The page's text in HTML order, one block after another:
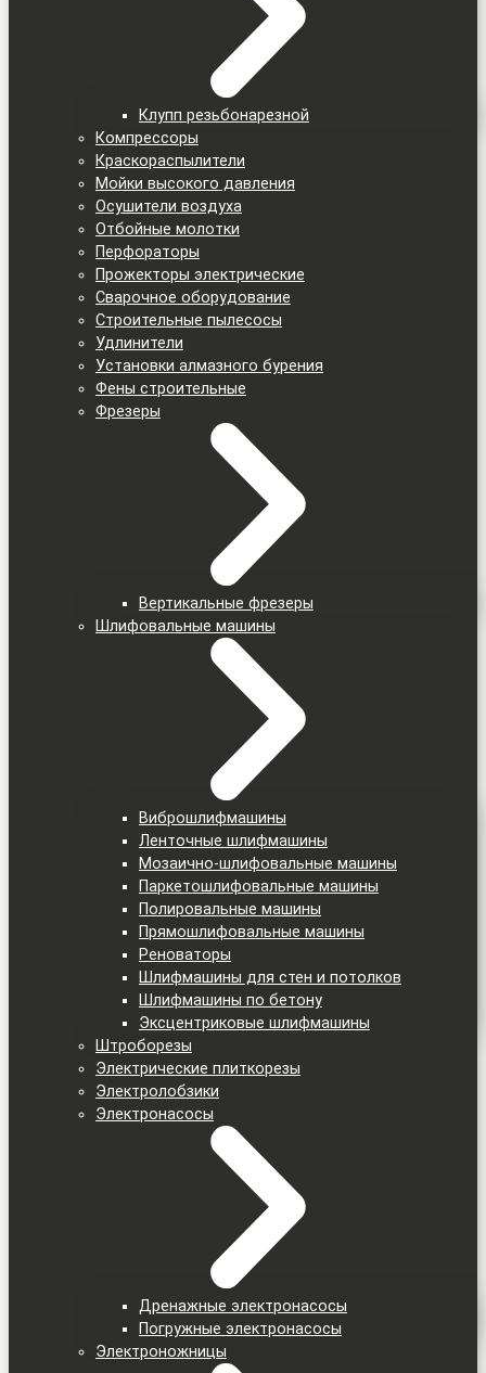
Клупп резьбонарезной
Компрессоры
Краскораспылители
Мойки высокого давления
Осушители воздуха
Отбойные молотки
Перфораторы
Прожекторы электрические
Сварочное оборудование
Строительные пылесосы
Удлинители
Установки алмазного бурения
Фены строительные
Фрезеры
Вертикальные фрезеры
Шлифовальные машины
Виброшлифмашины
Ленточные шлифмашины
Мозаично-шлифовальные машины
Паркетошлифовальные машины
Полировальные машины
Прямошлифовальные машины
Реноваторы
Шлифмашины для стен и потолков
Шлифмашины по бетону
Эксцентриковые шлифмашины
Штроборезы
Электрические плиткорезы
Электролобзики
Электронасосы
Дренажные электронасосы
Погружные электронасосы
Электроножницы